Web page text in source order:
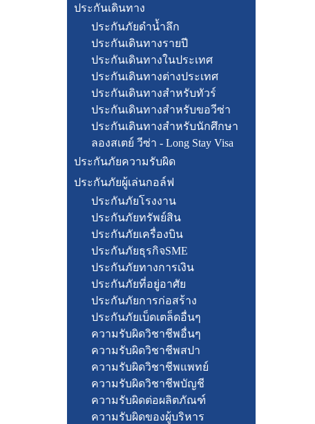
ประกันเดินทาง
ประกันภัยดำน้ำลึก
ประกันเดินทางรายปี
ประกันเดินทางในประเทศ
ประกันเดินทางต่างประเทศ
ประกันเดินทางสำหรับทัวร์
ประกันเดินทางสำหรับขอวีซ่า
ประกันเดินทางสำหรับนักศึกษา
ลองสเตย์ วีซ่า - Long Stay Visa
ประกันภัยความรับผิด
ประกันภัยผู้เล่นกอล์ฟ
ประกันภัยโรงงาน
ประกันภัยทรัพย์สิน
ประกันภัยเครื่องบิน
ประกันภัยธุรกิจSME
ประกันภัยทางการเงิน
ประกันภัยที่อยู่อาศัย
ประกันภัยการก่อสร้าง
ประกันภัยเบ็ดเตล็ดอื่นๆ
ความรับผิดวิชาชีพอื่นๆ
ความรับผิดวิชาชีพสปา
ความรับผิดวิชาชีพแพทย์
ความรับผิดวิชาชีพบัญชี
ความรับผิดต่อผลิตภัณฑ์
ความรับผิดของผู้บริหาร